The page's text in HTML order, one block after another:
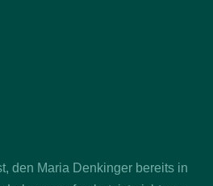
den Maria Denkinger bereits in